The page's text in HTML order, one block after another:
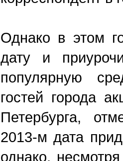
Однако в этом
дату и
популярную
гостей города
Петербурга,
2013-м дата
однако,